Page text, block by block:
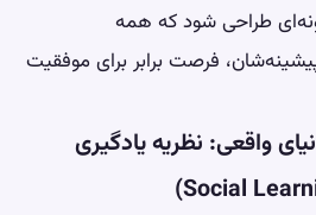
طراحی شود که همه
فرصت برابر برای موفقیت
واقعی: نظریه یادگیری